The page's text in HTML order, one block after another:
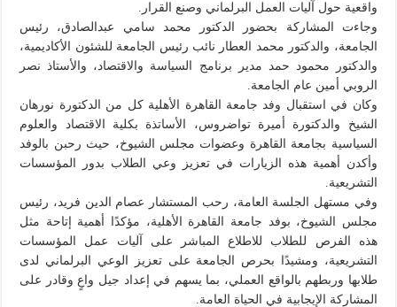
واقعية حول آليات العمل البرلماني وصنع القرار.
وجاءت المشاركة بحضور الدكتور محمد سامي عبدالصادق، رئيس
الجامعة، والدكتور محمد العطار نائب رئيس الجامعة للشئون الأكاديمية،
والدكتور محمود حمد مدير برنامج السياسة والاقتصاد، والأستاذ نصر
الروبي أمين عام الجامعة.
وكان في استقبال وفد جامعة القاهرة الأهلية كل من الدكتورة نورهان
الشيخ والدكتورة أميرة تواضروس، الأساتذة بكلية الاقتصاد والعلوم
السياسية بجامعة القاهرة وعضوات مجلس الشيوخ، حيث رحبن بالوفد
وأكدن أهمية هذه الزيارات في تعزيز وعي الطلاب بدور المؤسسات
التشريعية.
وفي مستهل الجلسة العامة، رحب المستشار عصام الدين فريد، رئيس
مجلس الشيوخ، بوفد جامعة القاهرة الأهلية، مؤكدًا أهمية إتاحة مثل
هذه الفرص للطلاب للاطلاع المباشر على آليات عمل المؤسسات
التشريعية، ومشيدًا بحرص الجامعة على تعزيز الوعي البرلماني لدى
طلابها وربطهم بالواقع العملي، بما يسهم في إعداد جيل واعٍ وقادر على
المشاركة الإيجابية في الحياة العامة.